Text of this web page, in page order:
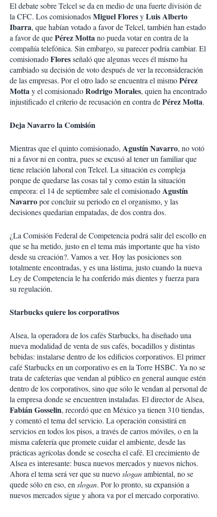
El debate sobre Telcel se da en medio de una fuerte división de
la CFC. Los comisionadosMiguel FloresyLuis Alberto
Ibarra, que habían votado a favor de Telcel, también han estado
a favor de quePérez Mottano pueda votar en contra de la
compañía telefónica. Sin embargo, su parecer podría cambiar. El
comisionadoFloresseñaló que algunas veces él mismo ha
cambiado su decisión de voto después de ver la reconsideración
de las empresas. Por el otro lado se encuentra el mismoPérez
Mottay el comisionadoRodrigo Morales, quien ha encontrado
injustificado el criterio de recusación en contra dePérez Motta.
Deja Navarro la Comisión
Mientras que el quinto comisionado, Agustín Navarro, no votó
ni a favor ni en contra, pues se excusó al tener un familiar que
tiene relación laboral con Telcel. La situación es compleja
porque de quedarse las cosas tal y como están la situación
empeora: el 14 de septiembre sale el comisionadoAgustín
Navarropor concluir su periodo en el organismo, y las
decisiones quedarían empatadas, de dos contra dos.
¿La Comisión Federal de Competencia podrá salir del escollo en
que se ha metido, justo en el tema más importante que ha visto
desde su creación?. Vamos a ver. Hoy las posiciones son
totalmente encontradas, y es una lástima, justo cuando la nueva
Ley de Competencia le ha conferido más dientes y fuerza para
su regulación.
Starbucks quiere los corporativos
Alsea, la operadora de los cafés Starbucks, ha diseñado una
nueva modalidad de venta de sus cafés, bocadillos y distintas
bebidas: instalarse dentro de los edificios corporativos. El primer
café Starbucks en un corporativo es en la Torre HSBC. Ya no se
trata de cafeterías que vendan al público en general aunque estén
dentro de los corporativos, sino que sólo le vendan al personal de
la empresa donde se encuentren instaladas. El director de Alsea,
Fabián Gosselin, recordó que en México ya tienen 310 tiendas,
y comentó el tema del servicio. La operación consistirá en
servicios en todos los pisos, a través de carros móviles, o en la
misma cafetería que promete cuidar el ambiente, desde las
prácticas agrícolas donde se cosecha el café. El crecimiento de
Alsea es interesante: busca nuevos mercados y nuevos nichos.
Ahora el tema será ver que su nuevosloganambiental, no se
quede sólo en eso, en slogan. Por lo pronto, su expansión a
nuevos mercados sigue y ahora va por el mercado corporativo.